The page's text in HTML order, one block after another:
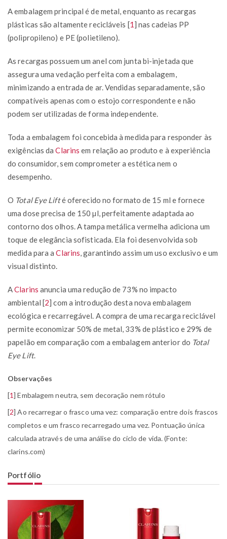
A embalagem principal é de metal, enquanto as recargas
plásticas são altamente recicláveis [1 ] nas cadeias PP
(polipropileno) e PE (polietileno).
As recargas possuem um anel com junta bi-injetada que
assegura uma vedação perfeita com a embalagem,
minimizando a entrada de ar. Vendidas separadamente, são
compatíveis apenas com o estojo correspondente e não
podem ser utilizadas de forma independente.
Toda a embalagem foi concebida à medida para responder às
exigências daClarins em relação ao produto e à experiência
do consumidor, sem comprometer a estética nem o
desempenho.
O Total Eye Lifté oferecido no formato de 15 ml e fornece
uma dose precisa de 150 µl, perfeitamente adaptada ao
contorno dos olhos. A tampa metálica vermelha adiciona um
toque de elegância sofisticada. Ela foi desenvolvida sob
medida para aClarins , garantindo assim um uso exclusivo e um
visual distinto.
AClarins anuncia uma redução de 73% no impacto
ambiental [2] com a introdução desta nova embalagem
ecológica e recarregável. A compra de uma recarga reciclável
permite economizar 50% de metal, 33% de plástico e 29% de
papelão em comparação com a embalagem anterior do Total
Eye Lift.
Observações
[1]Embalagem neutra, sem decoração nem rótulo
[2]Ao recarregar o frasco uma vez: comparação entre dois frascos
completos e um frasco recarregado uma vez. Pontuação única
calculada através de uma análise do ciclo de vida. (Fonte:
clarins.com)
Portfólio